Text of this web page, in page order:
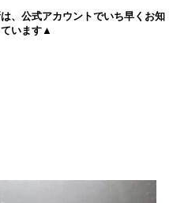
、公式アカウントでいち早くお知
ています▲